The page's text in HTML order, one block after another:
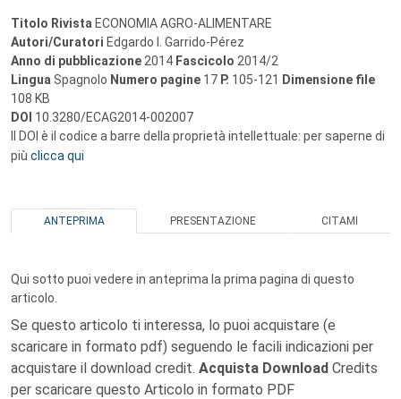
Titolo Rivista ECONOMIA AGRO-ALIMENTARE
Autori/Curatori Edgardo I. Garrido-Pérez
Anno di pubblicazione 2014 Fascicolo 2014/2
Lingua Spagnolo Numero pagine 17 P. 105-121 Dimensione file
108 KB
DOI 10.3280/ECAG2014-002007
Il DOI è il codice a barre della proprietà intellettuale: per saperne di
più clicca qui
ANTEPRIMA PRESENTAZIONE CITAMI
Qui sotto puoi vedere in anteprima la prima pagina di questo
articolo.
Se questo articolo ti interessa, lo puoi acquistare (e
scaricare in formato pdf) seguendo le facili indicazioni per
acquistare il download credit. Acquista Download Credits
per scaricare questo Articolo in formato PDF